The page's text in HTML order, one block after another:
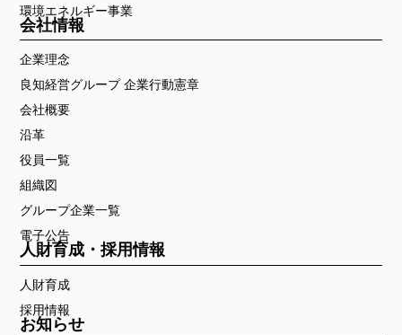
環境エネルギー事業
会社情報
企業理念
良知経営グループ 企業行動憲章
会社概要
沿革
役員一覧
組織図
グループ企業一覧
電子公告
人財育成・採用情報
人財育成
採用情報
お知らせ